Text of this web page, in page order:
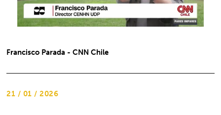
Francisco Parada - CNN Chile
21 / 01 / 2026